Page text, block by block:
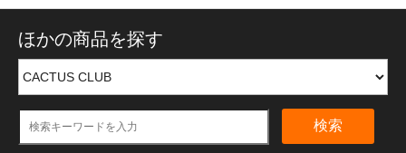
ほかの商品を探す
検索